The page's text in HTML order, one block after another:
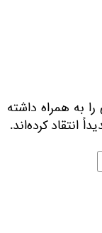
به همراه داشته
انتقاد کرده‌اند.